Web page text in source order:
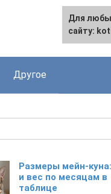
Другое
Размеры мейн-
и вес по месяцам в
таблице
Для
сайту: